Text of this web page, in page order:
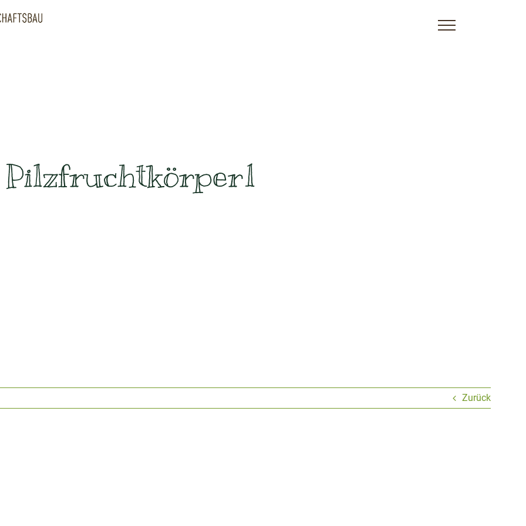
Pilzfruchtkörper1
Zurück